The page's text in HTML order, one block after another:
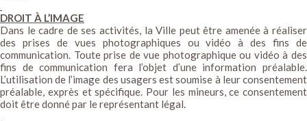
DROIT À L’IMAGE
Dans le cadre de ses activités, la Ville peut être amenée à réaliser
des prises de vues photographiques ou vidéo à des fins de
communication. Toute prise de vue photographique ou vidéo à des
fins de communication fera l’objet d’une information préalable.
L’utilisation de l’image des usagers est soumise à leur consentement
préalable, exprès et spécifique. Pour les mineurs, ce consentement
doit être donné par le représentant légal.